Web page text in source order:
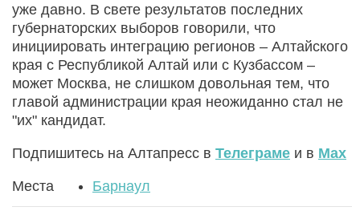
уже давно. В свете результатов последних
губернаторских выборов говорили, что
инициировать интеграцию регионов – Алтайского
края с Республикой Алтай или с Кузбассом –
может Москва, не слишком довольная тем, что
главой администрации края неожиданно стал не
"их" кандидат.
Подпишитесь на Алтапресс в Телеграме и в Max
Места Барнаул